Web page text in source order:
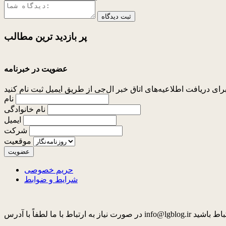
ثبت دیدگاه
پر بازدید ترین مطالب
عضویت در خبرنامه
نام
نام خانوادگی
ایمیل
شرکت
موقعیت
حریم خصوصی
شرایط و ضوابط